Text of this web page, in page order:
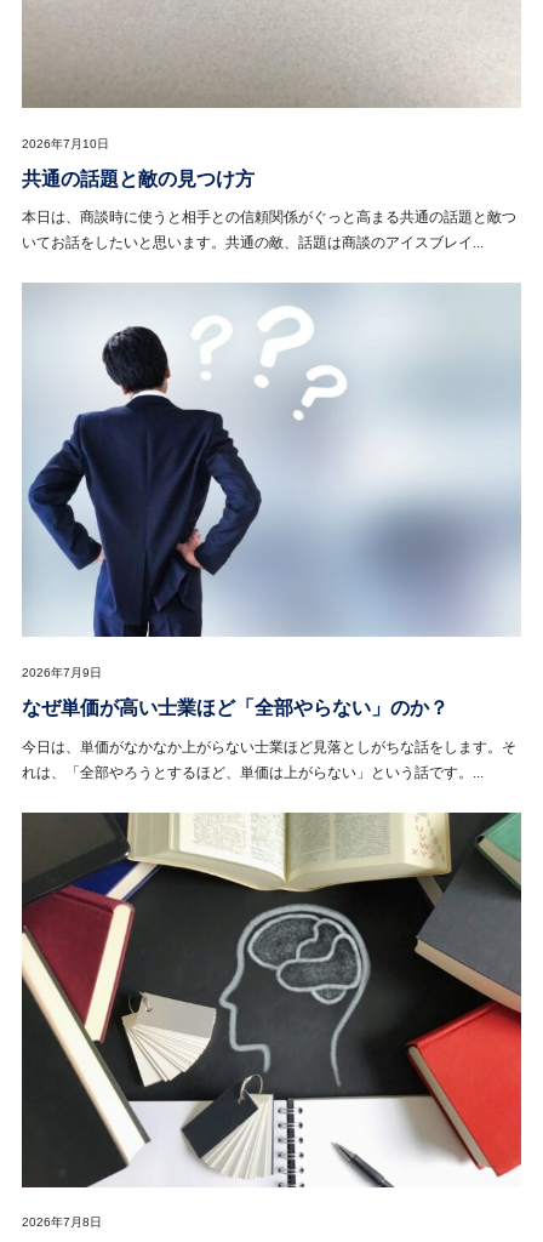
2026年7月10日
共通の話題と敵の見つけ方
本日は、商談時に使うと相手との信頼関係がぐっと高まる共通の話題と敵つ
いてお話をしたいと思います。共通の敵、話題は商談のアイスブレイ...
2026年7月9日
なぜ単価が高い士業ほど「全部やらない」のか？
今日は、単価がなかなか上がらない士業ほど見落としがちな話をします。そ
れは、「全部やろうとするほど、単価は上がらない」という話です。...
2026年7月8日